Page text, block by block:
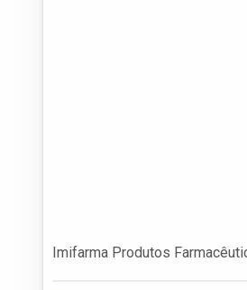
Imifarma Produtos